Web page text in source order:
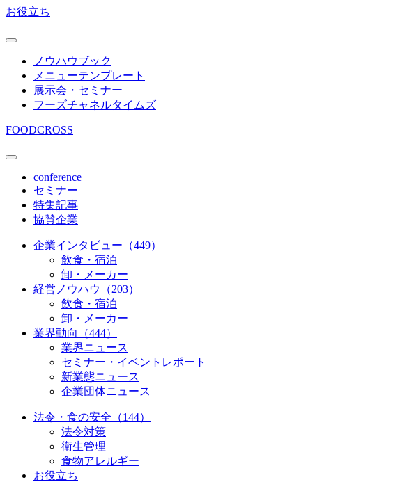
お役立ち
ノウハウブック
メニューテンプレート
展示会・セミナー
フーズチャネルタイムズ
FOODCROSS
conference
セミナー
特集記事
協賛企業
企業インタビュー（449）
飲食・宿泊
卸・メーカー
経営ノウハウ（203）
飲食・宿泊
卸・メーカー
業界動向（444）
業界ニュース
セミナー・イベントレポート
新業態ニュース
企業団体ニュース
法令・食の安全（144）
法令対策
衛生管理
食物アレルギー
お役立ち